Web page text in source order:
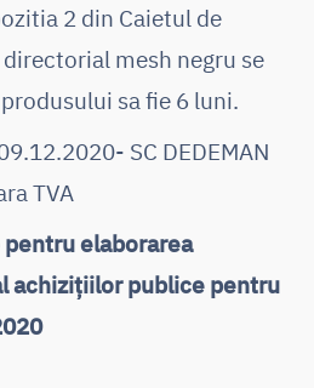
2 din Caietul de
mesh negru se
sa fie 6 luni.
SC DEDEMAN
TVA
elaborarea
achizițiilor publice pentru